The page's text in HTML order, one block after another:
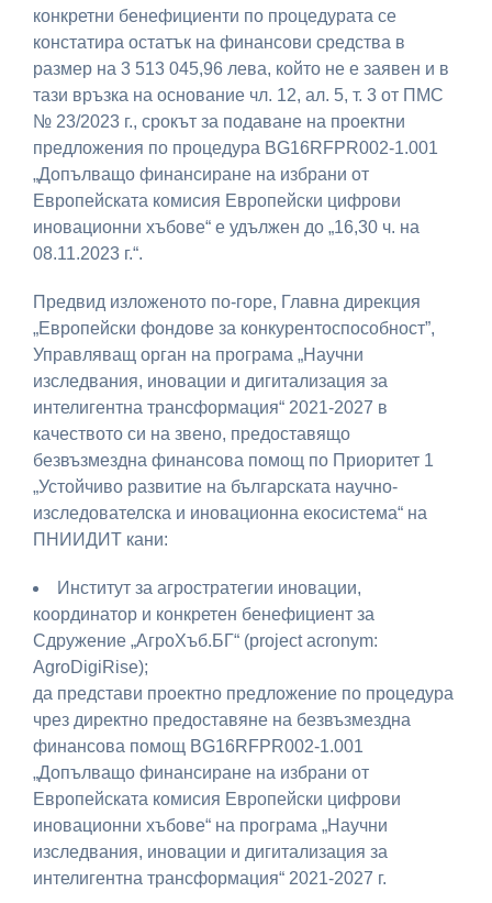
конкретни бенефициенти по процедурата се
констатира остатък на финансови средства в
размер на 3 513 045,96 лева, който не е заявен и в
тази връзка на основание чл. 12, ал. 5, т. 3 от ПМС
№ 23/2023 г., срокът за подаване на проектни
предложения по процедура BG16RFPR002-1.001
„Допълващо финансиране на избрани от
Европейската комисия Европейски цифрови
иновационни хъбове“ е удължен до „16,30 ч. на
08.11.2023 г.“.
Предвид изложеното по-горе, Главна дирекция
„Европейски фондове за конкурентоспособност”,
Управляващ орган на програма „Научни
изследвания, иновации и дигитализация за
интелигентна трансформация“ 2021-2027 в
качеството си на звено, предоставящо
безвъзмездна финансова помощ по Приоритет 1
„Устойчиво развитие на българската научно-
изследователска и иновационна екосистема“ на
ПНИИДИТ кани:
Институт за агростратегии иновации,
координатор и конкретен бенефициент за
Сдружение „АгроХъб.БГ“ (project acronym:
AgroDigiRise);
да представи проектно предложение по процедура
чрез директно предоставяне на безвъзмездна
финансова помощ BG16RFPR002-1.001
„Допълващо финансиране на избрани от
Европейската комисия Европейски цифрови
иновационни хъбове“ на програма „Научни
изследвания, иновации и дигитализация за
интелигентна трансформация“ 2021-2027 г.